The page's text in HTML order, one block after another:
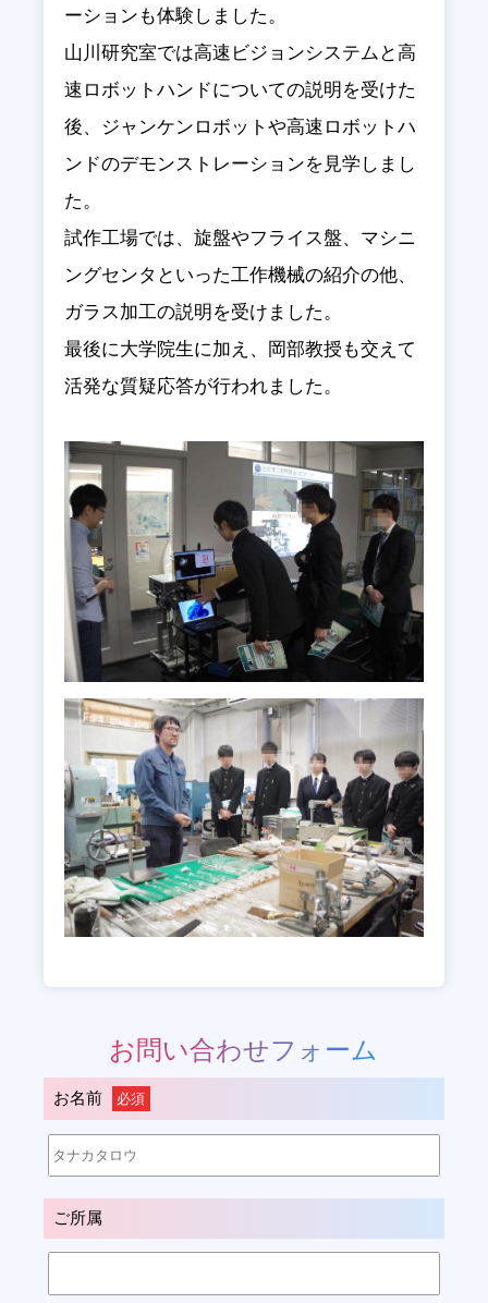
ONGについて
活動報告書・印刷発行物
メンバー
TAについて
アクセス
学校・教育関係者の方
企業・団体の方
探究学習デザインメソッド
ONGデジタル教材一覧
ーションも体験しました。
山川研究室では高速ビジョンシステムと高
速ロボットハンドについての説明を受けた
後、ジャンケンロボットや高速ロボットハ
ンドのデモンストレーションを見学しまし
た。
試作工場では、旋盤やフライス盤、マシニ
ングセンタといった工作機械の紹介の他、
ガラス加工の説明を受けました。
最後に大学院生に加え、岡部教授も交えて
活発な質疑応答が行われました。
お問い合わせフォーム
お名前 必須
ご所属